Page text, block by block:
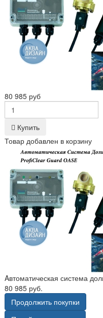
80 985 руб
Купить
Товар добавлен в корзину
Aвтоматическая система
80 985 руб.
Продолжить покупки